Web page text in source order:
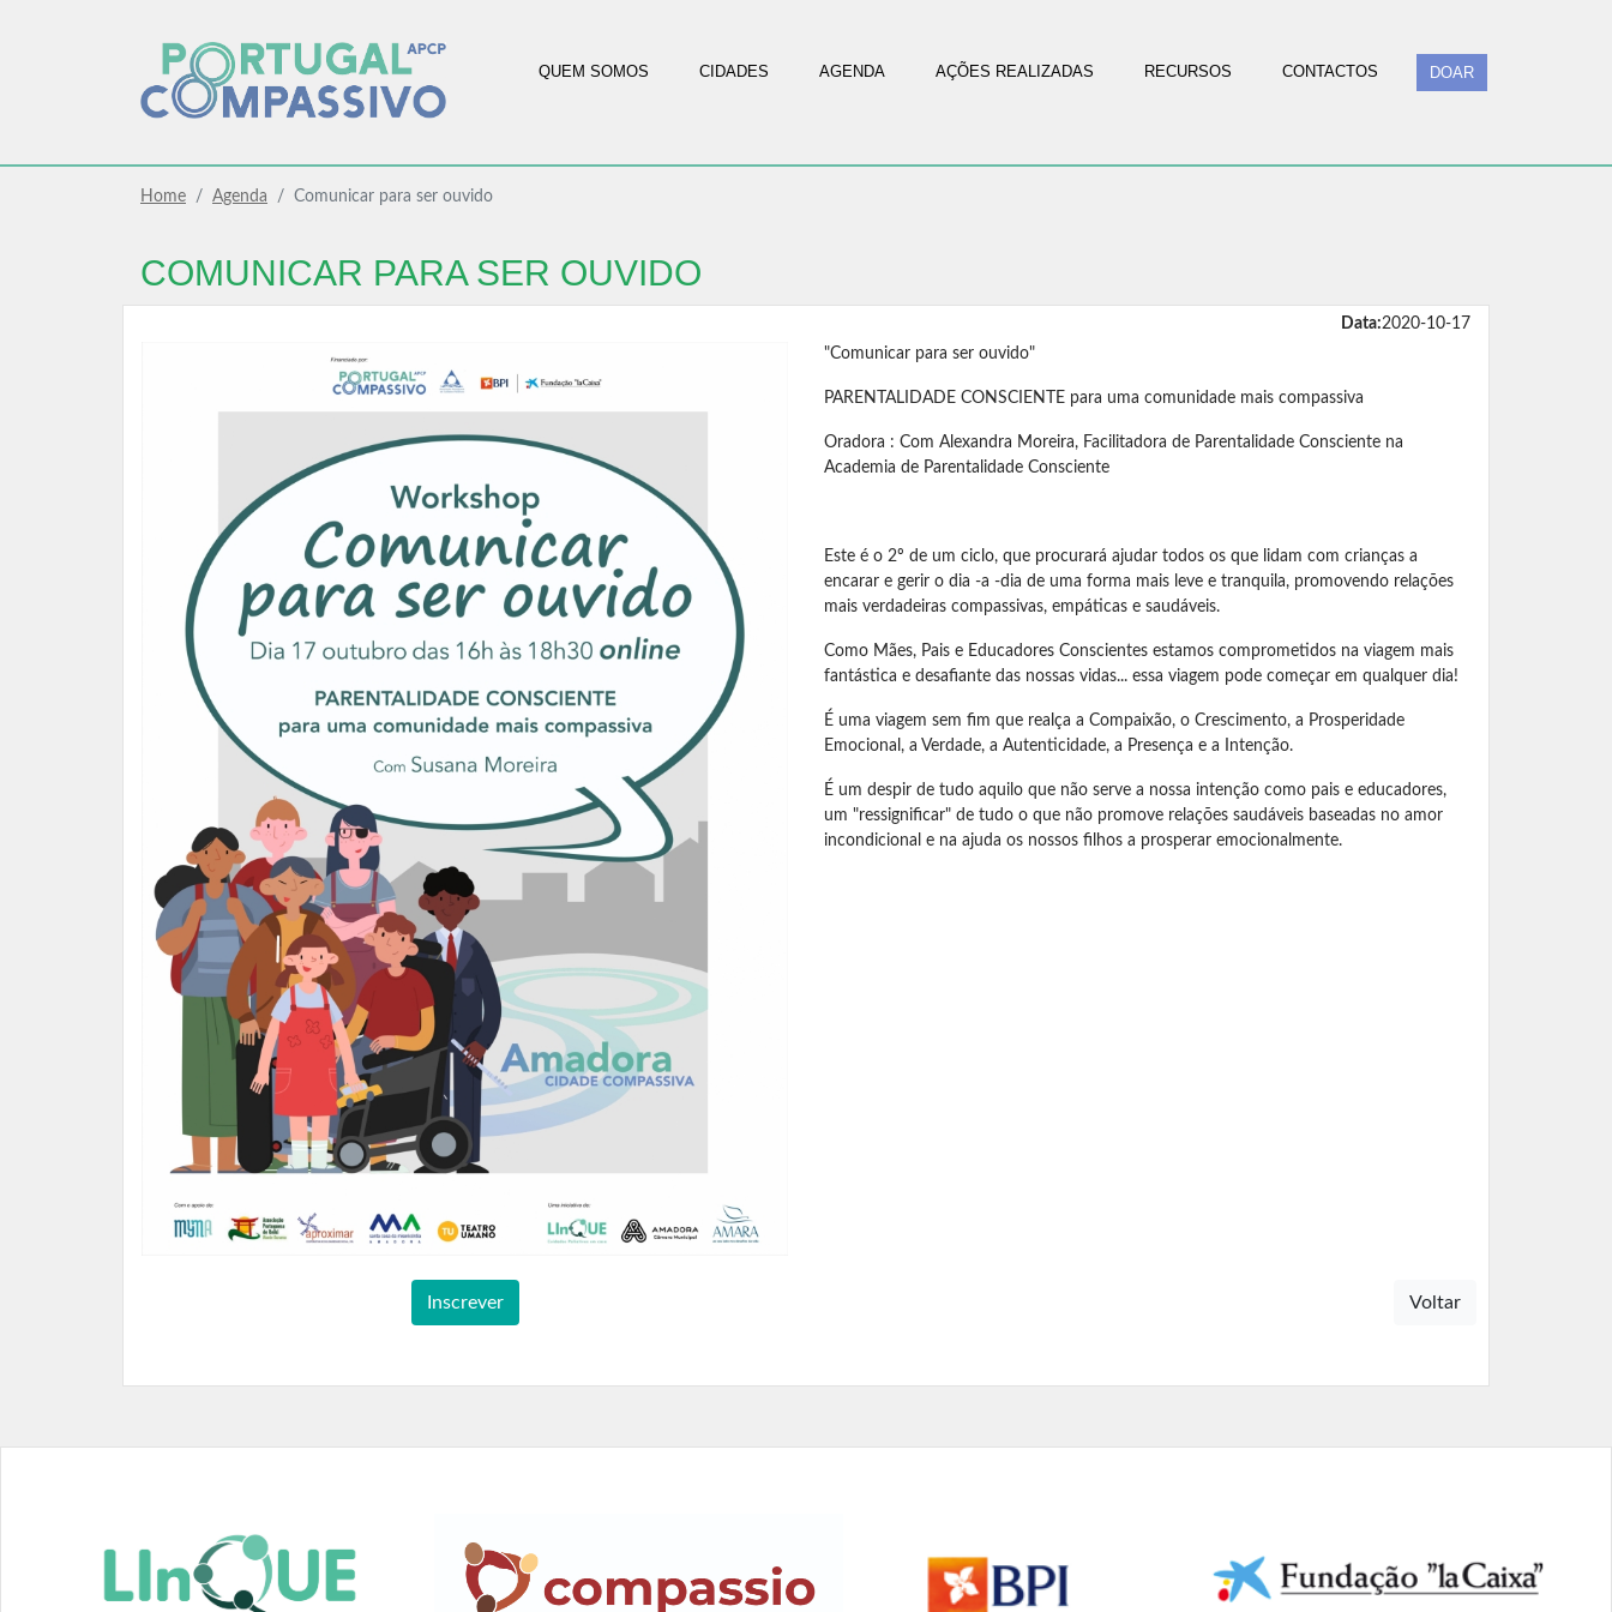
QUEM SOMOS CIDADES AGENDA AÇÕES REALIZADAS RECURSOS CONTACTOS DOAR
Home Agenda Comunicar para ser ouvido
COMUNICAR PARA SER OUVIDO
Inscrever
Data:2020-10-17
"Comunicar para ser ouvido"
PARENTALIDADE CONSCIENTE para uma comunidade mais compassiva
Oradora : Com Alexandra Moreira, Facilitadora de Parentalidade Consciente na
Academia de Parentalidade Consciente
Este é o 2º de um ciclo, que procurará ajudar todos os que lidam com crianças a
encarar e gerir o dia -a -dia de uma forma mais leve e tranquila, promovendo relações
mais verdadeiras compassivas, empáticas e saudáveis.
Como Mães, Pais e Educadores Conscientes estamos comprometidos na viagem mais
fantástica e desafiante das nossas vidas... essa viagem pode começar em qualquer dia!
É uma viagem sem fim que realça a Compaixão, o Crescimento, a Prosperidade
Emocional, a Verdade, a Autenticidade, a Presença e a Intenção.
É um despir de tudo aquilo que não serve a nossa intenção como pais e educadores,
um "ressignificar" de tudo o que não promove relações saudáveis baseadas no amor
incondicional e na ajuda os nossos filhos a prosperar emocionalmente.
Voltar